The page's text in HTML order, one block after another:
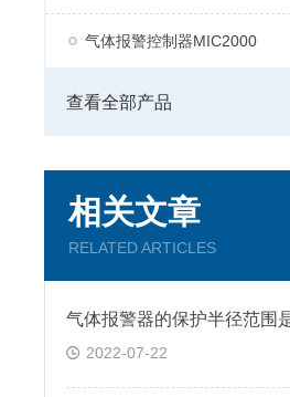
气体报警控制器MIC2000
查看全部产品
相关文章
RELATED ARTICLES
气体报警器的保护半径范围
2022-07-22